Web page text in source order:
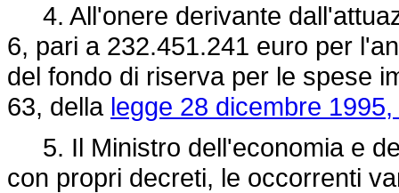
4. All'onere derivante
6, pari a 232.451.241 euro per
del fondo di riserva per le spese
63, della legge 28 dicembre
5. Il Ministro dell'economia e
con propri decreti, le occorrenti